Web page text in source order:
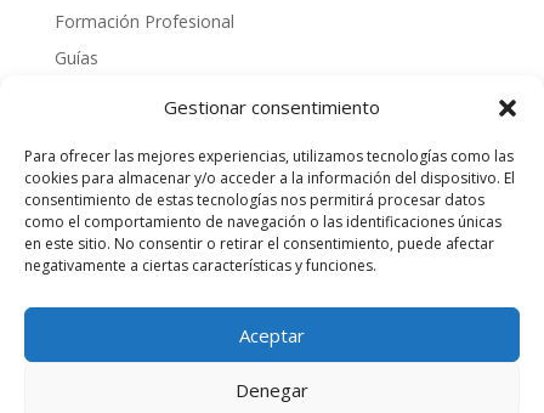
Gestionar consentimiento
Para ofrecer las mejores experiencias, utilizamos tecnologías como las
cookies para almacenar y/o acceder a la información del dispositivo. El
consentimiento de estas tecnologías nos permitirá procesar datos
como el comportamiento de navegación o las identificaciones únicas
en este sitio. No consentir o retirar el consentimiento, puede afectar
negativamente a ciertas características y funciones.
Aceptar
Denegar
Formación Profesional
Guías
Noticias
Oposiciones
Procedimientos
Varios
videos